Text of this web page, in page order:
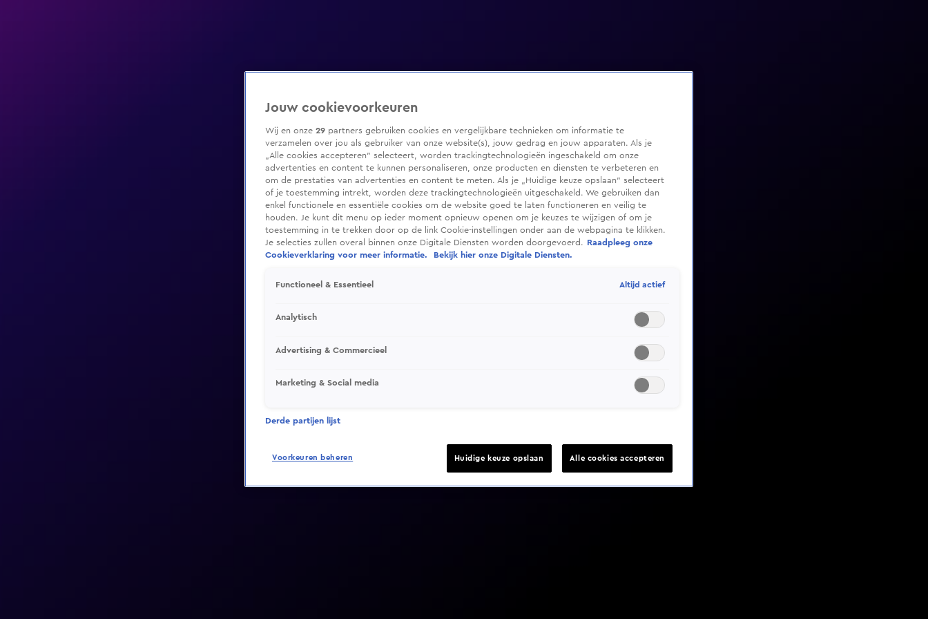
Video helaas niet gevonden
Jouw cookievoorkeuren
Wij en onze 29 partners gebruiken cookies en vergelijkbare technieken om informatie te
verzamelen over jou als gebruiker van onze website(s), jouw gedrag en jouw apparaten. Als je
„Alle cookies accepteren” selecteert, worden trackingtechnologieën ingeschakeld om onze
advertenties en content te kunnen personaliseren, onze producten en diensten te verbeteren en
om de prestaties van advertenties en content te meten. Als je „Huidige keuze opslaan” selecteert
of je toestemming intrekt, worden deze trackingtechnologieën uitgeschakeld. We gebruiken dan
enkel functionele en essentiële cookies om de website goed te laten functioneren en veilig te
houden. Je kunt dit menu op ieder moment opnieuw openen om je keuzes te wijzigen of om je
toestemming in te trekken door op de link Cookie-instellingen onder aan de webpagina te klikken.
Je selecties zullen overal binnen onze Digitale Diensten worden doorgevoerd.
Raadpleeg onze
Cookieverklaring voor meer informatie.
Bekijk hier onze Digitale Diensten.
Functioneel & Essentieel Altijd actief
Analytisch
Advertising & Commercieel
Marketing & Social media
Derde partijen lijst
Voorkeuren beheren Huidige keuze opslaan Alle cookies accepteren